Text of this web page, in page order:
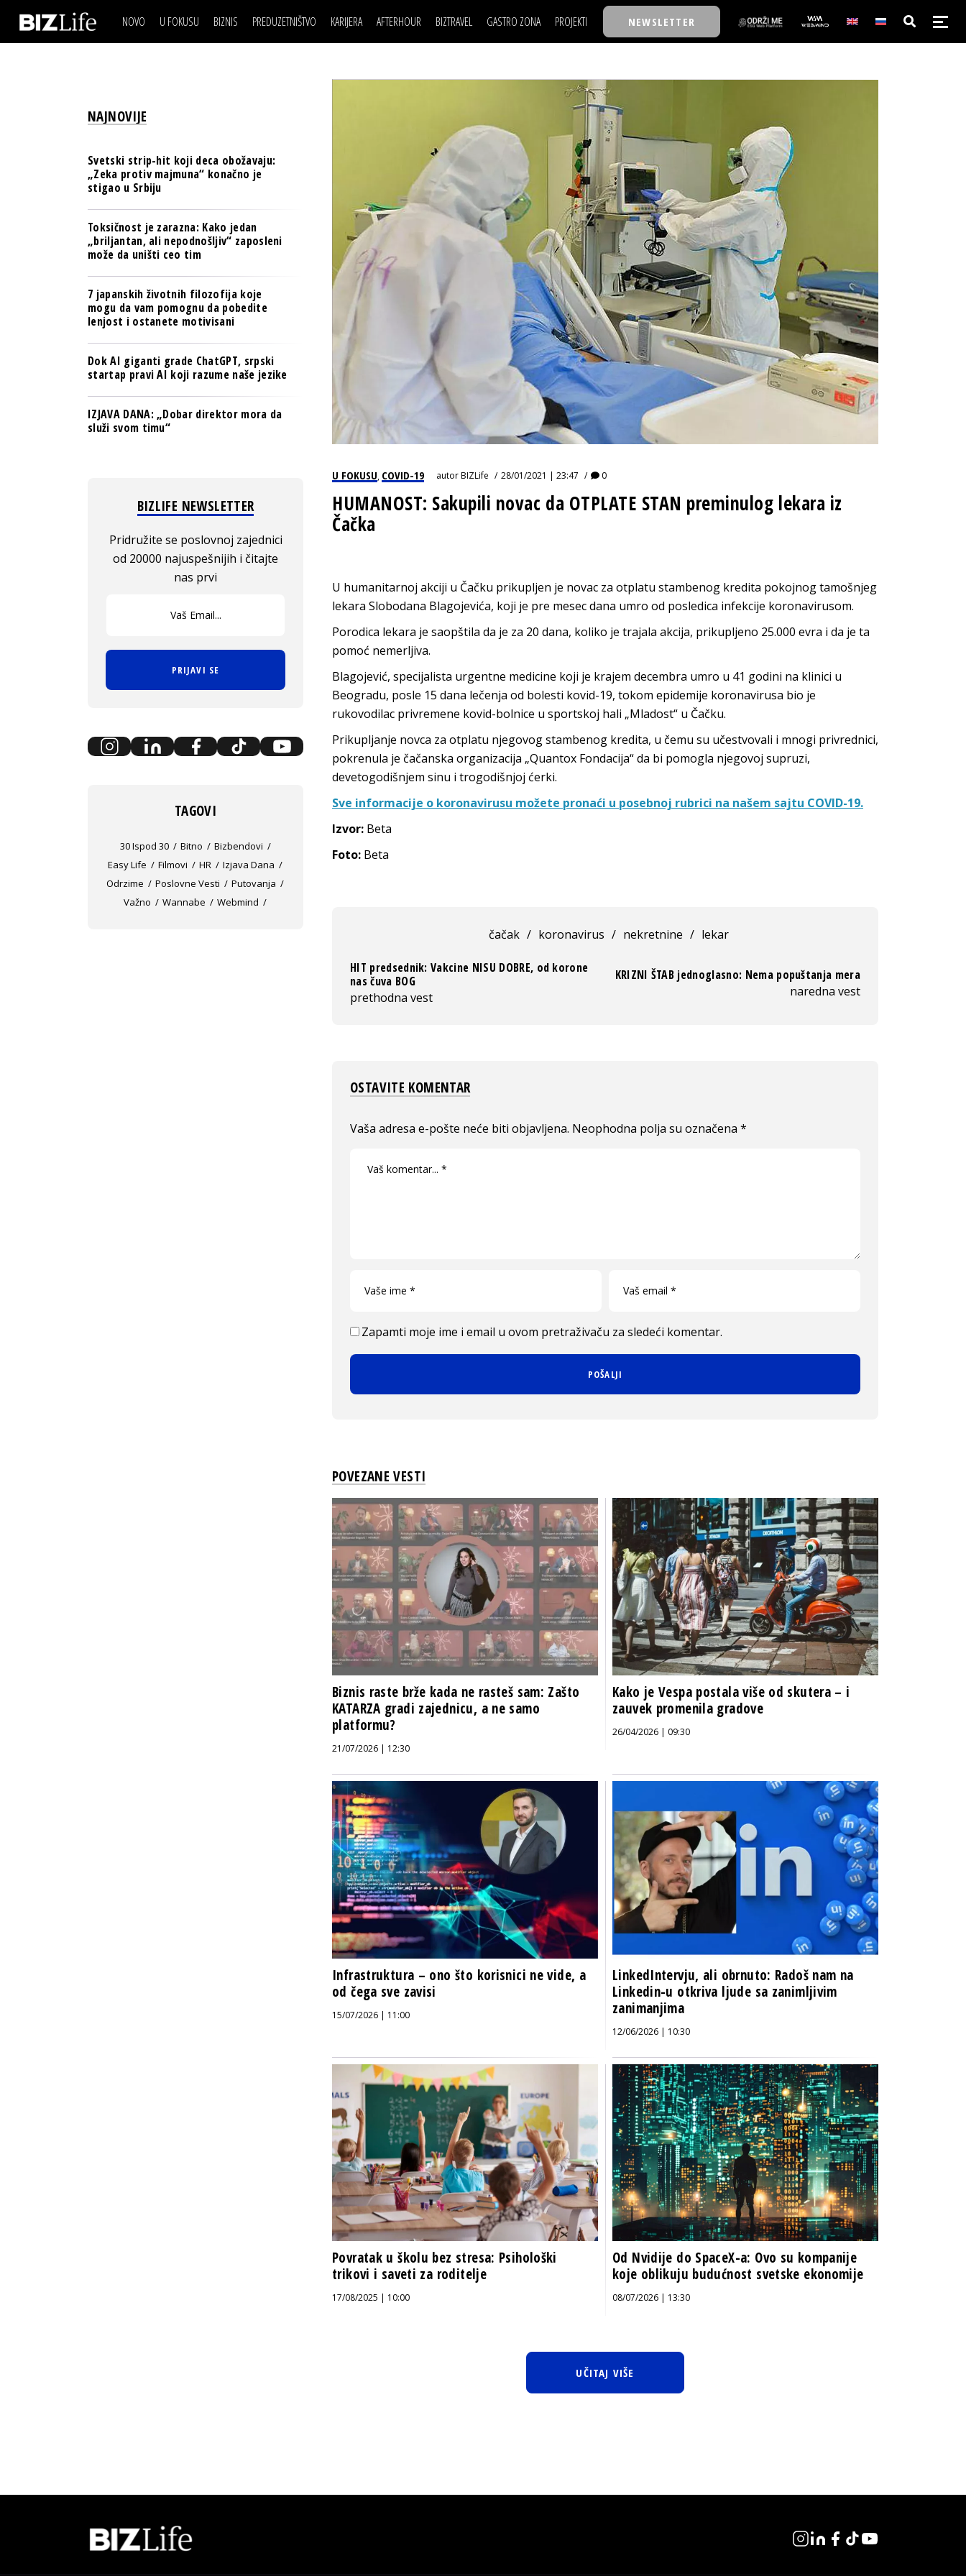
NOVO U FOKUSU BIZNIS
BANKE
TECH I AI
BIZNIS & SPORT
PULS REGIONA
NOVO NA RAFU
PREDUZETNIŠTVO KARIJERA AFTERHOUR
WELLBEING
BIZTRAVEL GASTRO ZONA PROJEKTI
TASTY TALKS
30 ISPOD 30
BACK TO OFFICE/SCHOOL
BIZBENDOVI
BIZKOLEGIJUM
BMW BIZNIS LIGA
BIZLIFE WEEK
IZJAVA GODINE
NEWSLETTER
IZJAVA DANABIZNIS SCENA
BREND I KOMUNIKACIJE
OSIGURANJE
TECH I AI
PULS REGIONA
POSAO
MOJ UGAO
FILM I SCENA
AUTO SVET
NAJKOLEGA
30 ISPOD 30
BACK TO OFFICE/SCHOOL
BIZBENDOVI
BIZKOLEGIJUM
BMW BIZNIS LIGA
BIZLIFE WEEK
IZJAVA GODINE
U FOKUSU, COVID-19 autorBIZLife 28/01/2021 | 23:47 0
HUMANOST: Sakupili novac da OTPLATE STAN preminulog lekara iz
Čačka
U humanitarnoj akciji u Čačku prikupljen je novac za otplatu stambenog kredita pokojnog tamošnjeg
lekara Slobodana Blagojevića, koji je pre mesec dana umro od posledica infekcije koronavirusom.
Porodica lekara je saopštila da je za 20 dana, koliko je trajala akcija, prikupljeno 25.000 evra i da je ta
pomoć nemerljiva.
Blagojević, specijalista urgentne medicine koji je krajem decembra umro u 41 godini na klinici u
Beogradu, posle 15 dana lečenja od bolesti kovid-19, tokom epidemije koronavirusa bio je
rukovodilac privremene kovid-bolnice u sportskoj hali „Mladost“ u Čačku.
Prikupljanje novca za otplatu njegovog stambenog kredita, u čemu su učestvovali i mnogi privrednici,
pokrenula je čačanska organizacija „Quantox Fondacija“ da bi pomogla njegovoj supruzi,
devetogodišnjem sinu i trogodišnjoj ćerki.
Sve informacije o koronavirusu možete pronaći u posebnoj rubrici na našem sajtu COVID-19.
Izvor: Beta
Foto: Beta
čačak / koronavirus / nekretnine / lekar
HIT predsednik: Vakcine NISU DOBRE, od korone
nas čuva BOG
prethodna vest
KRIZNI ŠTAB jednoglasno: Nema popuštanja mera
naredna vest
OSTAVITE KOMENTAR
Vaša adresa e-pošte neće biti objavljena. Neophodna polja su označena *
Zapamti moje ime i email u ovom pretraživaču za sledeći komentar.
POVEZANE VESTI
Biznis raste brže kada ne rasteš sam: Zašto
KATARZA gradi zajednicu, a ne samo
platformu?
21/07/2026 | 12:30
Kako je Vespa postala više od skutera – i
zauvek promenila gradove
26/04/2026 | 09:30
Infrastruktura – ono što korisnici ne vide, a
od čega sve zavisi
15/07/2026 | 11:00
LinkedIntervju, ali obrnuto: Radoš nam na
Linkedin-u otkriva ljude sa zanimljivim
zanimanjima
12/06/2026 | 10:30
Povratak u školu bez stresa: Psihološki
trikovi i saveti za roditelje
17/08/2025 | 10:00
Od Nvidije do SpaceX-a: Ovo su kompanije
koje oblikuju budućnost svetske ekonomije
08/07/2026 | 13:30
UČITAJ VIŠE
NAJNOVIJE
Svetski strip-hit koji deca obožavaju:
„Zeka protiv majmuna“ konačno je
stigao u Srbiju
Toksičnost je zarazna: Kako jedan
„briljantan, ali nepodnošljiv“ zaposleni
može da uništi ceo tim
7 japanskih životnih filozofija koje
mogu da vam pomognu da pobedite
lenjost i ostanete motivisani
Dok AI giganti grade ChatGPT, srpski
startap pravi AI koji razume naše jezike
IZJAVA DANA: „Dobar direktor mora da
služi svom timu“
BIZLIFE NEWSLETTER
Pridružite se poslovnoj zajednici
od 20000 najuspešnijih i čitajte
nas prvi
PRIJAVI SE
TAGOVI
30 Ispod 30 Bitno
Bizbendovi
Easy Life
Filmovi HR
Izjava Dana
Odrzime
Poslovne Vesti
Putovanja
Važno
Wannabe Webmind